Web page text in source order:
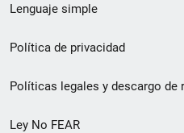
de
pie
de
página
Lenguaje simple
Política de privacidad
Políticas legales y descargo de
Ley No FEAR